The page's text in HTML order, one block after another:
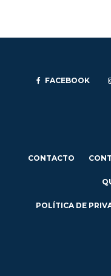
FACEBOOK
CONTACTO
POLÍTICA DE